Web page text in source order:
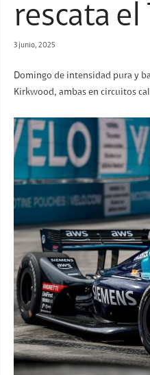
g
rescata el
3 junio, 2025
Domingo de intensidad pura y
Kirkwood, ambas en circuitos